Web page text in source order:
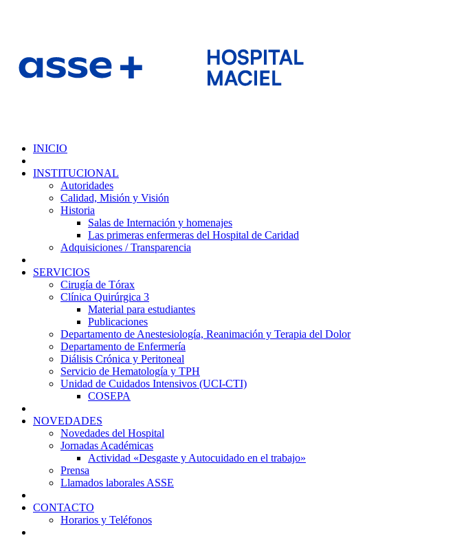
INICIO
INSTITUCIONAL
Autoridades
Calidad, Misión y Visión
Historia
Salas de Internación y homenajes
Las primeras enfermeras del Hospital de Caridad
Adquisiciones / Transparencia
SERVICIOS
Cirugía de Tórax
Clínica Quirúrgica 3
Material para estudiantes
Publicaciones
Departamento de Anestesiología, Reanimación y Terapia del Dolor
Departamento de Enfermería
Diálisis Crónica y Peritoneal
Servicio de Hematología y TPH
Unidad de Cuidados Intensivos (UCI-CTI)
COSEPA
NOVEDADES
Novedades del Hospital
Jornadas Académicas
Actividad «Desgaste y Autocuidado en el trabajo»
Prensa
Llamados laborales ASSE
CONTACTO
Horarios y Teléfonos